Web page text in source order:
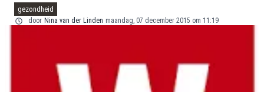
gezondheid
door Nina van der Linden maandag, 07 december 2015 om 11:19